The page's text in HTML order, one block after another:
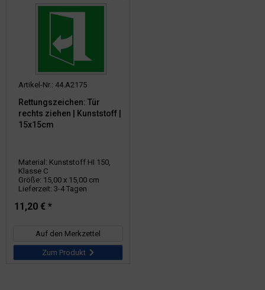
Artikel-Nr.: 44.A2175
Rettungszeichen: Tür
rechts ziehen | Kunststoff |
15x15cm
Material: Kunststoff HI 150,
Klasse C
Größe: 15,00 x 15,00 cm
Lieferzeit: 3-4 Tagen
11,20 € *
Auf den Merkzettel
Zum Produkt